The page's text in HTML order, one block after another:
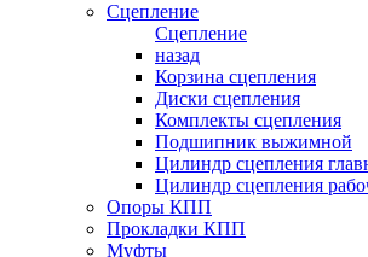
Сцепление
Сцепление
назад
Корзина сцепления
Диски сцепления
Комплекты сцепления
Подшипник выжимной
Цилиндр сцепления
Цилиндр сцепления
Опоры КПП
Прокладки КПП
Муфты